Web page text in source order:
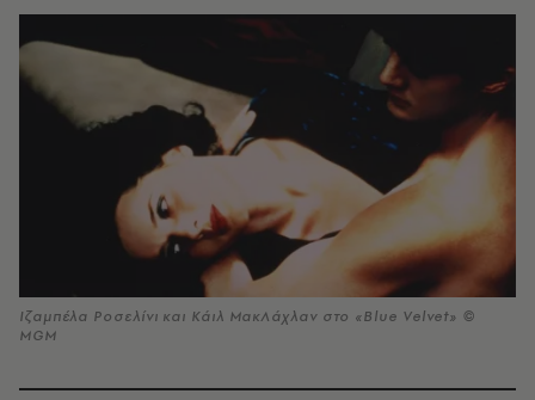
Ιζαμπέλα Ροσελίνι και Κάιλ ΜακΛάχλαν στο «Blue Velvet» ©
MGM